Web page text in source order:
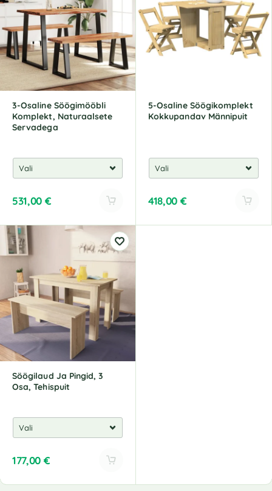
3-Osaline Söögimööbli
Komplekt, Naturaalsete
Servadega
531,00 €
5-Osaline Söögikomplekt
Kokkupandav Männipuit
418,00 €
Söögilaud Ja Pingid, 3
Osa, Tehispuit
177,00 €